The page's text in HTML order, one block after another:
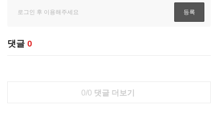
댓글 0
0/0 댓글 더보기